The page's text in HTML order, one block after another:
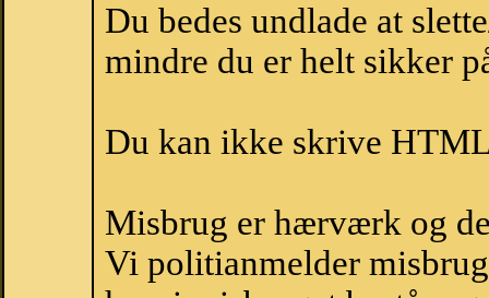
Du bedes undlade at
mindre du er helt sikker
Du kan ikke skrive
Misbrug er hærværk og
Vi politianmelder